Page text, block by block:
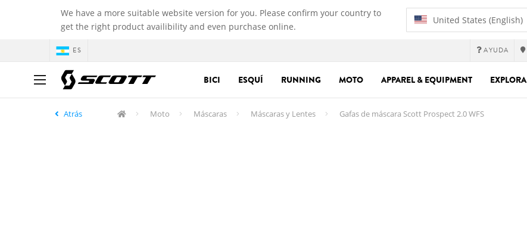
We have a more suitable website version for you. Please confirm your country to
get the right product availibility and even purchase online.
United States (English)
ES AYUDA
BICI ESQUÍ RUNNING MOTO APPAREL & EQUIPMENT EXPLORA
Atrás Moto Máscaras Máscaras y Lentes Gafas de máscara Scott Prospect 2.0 WFS